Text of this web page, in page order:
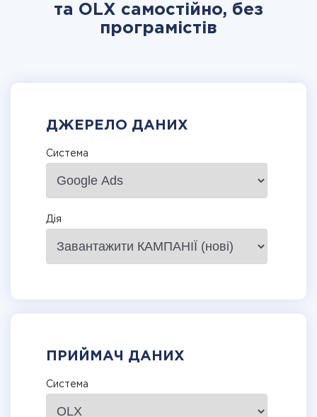
та OLX самостійно, без
програмістів
ДЖЕРЕЛО ДАНИХ
Система
Дія
ПРИЙМАЧ ДАНИХ
Система